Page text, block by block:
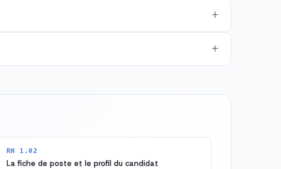
RH 1.02
La fiche de poste et le profil du candidat